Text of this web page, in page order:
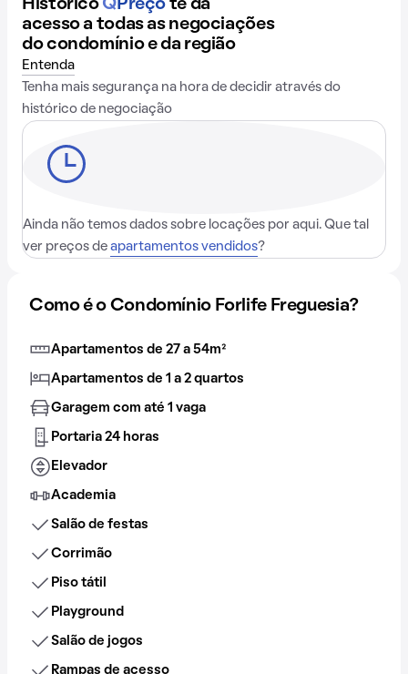
Histórico QPreço te dá
acesso a todas as negociações
do condomínio e da região
Entenda
Tenha mais segurança na hora de decidir através do
histórico de negociação
Ainda não temos dados sobre locações por aqui. Que tal
ver preços de apartamentos vendidos?
Como é o Condomínio Forlife Freguesia?
Apartamentos de 27 a 54m²
Apartamentos de 1 a 2 quartos
Garagem com até 1 vaga
Portaria 24 horas
Elevador
Academia
Salão de festas
Corrimão
Piso tátil
Playground
Salão de jogos
Rampas de acesso